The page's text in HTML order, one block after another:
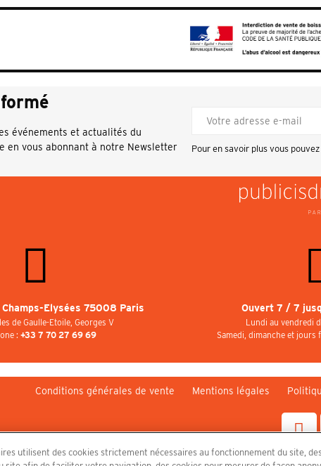
événements et actualités du
en vous abonnant à notre Newsletter
Pour en savoir plus vous
Champs-Elysées 75008 Paris
de Gaulle-Etoile, Georges V
: +33 7 70 27 69 69
Ouvert 7 / 7
Lundi au vendredi
Samedi, dimanche et jours
Conditions générales de vente Mentions légales
utilisent des cookies strictement nécessaires au fonctionnement du site,